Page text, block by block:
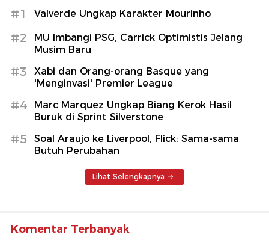
#1 Valverde Ungkap Karakter Mourinho
#2
MU Imbangi PSG, Carrick Optimistis Jelang
Musim Baru
#3
Xabi dan Orang-orang Basque yang
'Menginvasi' Premier League
#4
Marc Marquez Ungkap Biang Kerok Hasil
Buruk di Sprint Silverstone
#5
Soal Araujo ke Liverpool, Flick: Sama-sama
Butuh Perubahan
Lihat Selengkapnya
Komentar Terbanyak